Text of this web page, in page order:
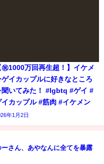
㊗️1000万回再生超！】イケメ
ゲイカップルに好きなところ
聞いてみた！ #lgbtq #ゲイ #
イカップル #筋肉 #イケメン
年1月2日
さん、あやなんに全てを暴露